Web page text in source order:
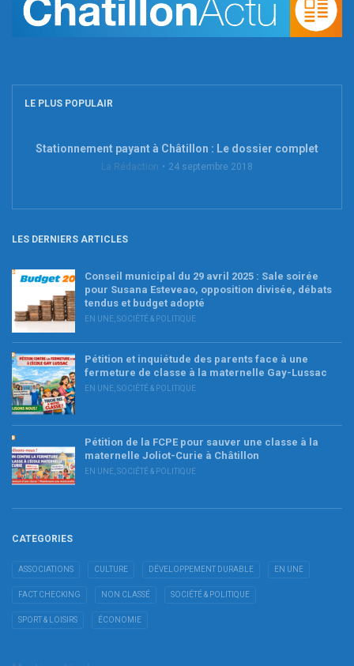
LE PLUS POPULAIR
Stationnement payant à Châtillon : Le dossier complet
La Rédaction 24 septembre 2018
LES DERNIERS ARTICLES
Conseil municipal du 29 avril 2025 : Sale soirée
pour Susana Esteveao, opposition divisée, débats
tendus et budget adopté
EN UNE SOCIÉTÉ & POLITIQUE
Pétition et inquiétude des parents face à une
fermeture de classe à la maternelle Gay-Lussac
EN UNE SOCIÉTÉ & POLITIQUE
Pétition de la FCPE pour sauver une classe à la
maternelle Joliot-Curie à Châtillon
EN UNE SOCIÉTÉ & POLITIQUE
CATEGORIES
ASSOCIATIONS CULTURE DÉVELOPPEMENT DURABLE EN UNE
FACT CHECKING NON CLASSÉ SOCIÉTÉ & POLITIQUE
SPORT & LOISIRS ÉCONOMIE